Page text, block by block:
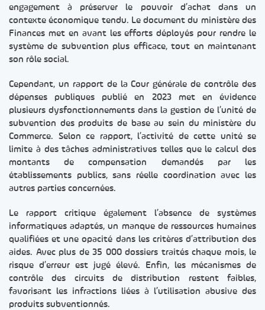
engagement à préserver le pouvoir d’achat dans un
contexte économique tendu. Le document du ministère des
Finances met en avant les efforts déployés pour rendre le
système de subvention plus efficace, tout en maintenant
son rôle social.
Cependant, un rapport de la Cour générale de contrôle des
dépenses publiques publié en 2023 met en évidence
plusieurs dysfonctionnements dans la gestion de l’unité de
subvention des produits de base au sein du ministère du
Commerce. Selon ce rapport, l’activité de cette unité se
limite à des tâches administratives telles que le calcul des
montants de compensation demandés par les
établissements publics, sans réelle coordination avec les
autres parties concernées.
Le rapport critique également l’absence de systèmes
informatiques adaptés, un manque de ressources humaines
qualifiées et une opacité dans les critères d’attribution des
aides. Avec plus de 35 000 dossiers traités chaque mois, le
risque d’erreur est jugé élevé. Enfin, les mécanismes de
contrôle des circuits de distribution restent faibles,
favorisant les infractions liées à l’utilisation abusive des
produits subventionnés.